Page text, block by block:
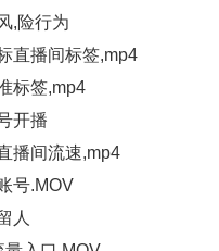
,险行为
直播间标签,mp4
标签,mp4
开播
播间流速,mp4
号.MOV
人